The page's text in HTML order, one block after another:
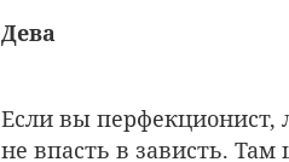
Дева
Если вы перфекционист,
не впасть в зависть.